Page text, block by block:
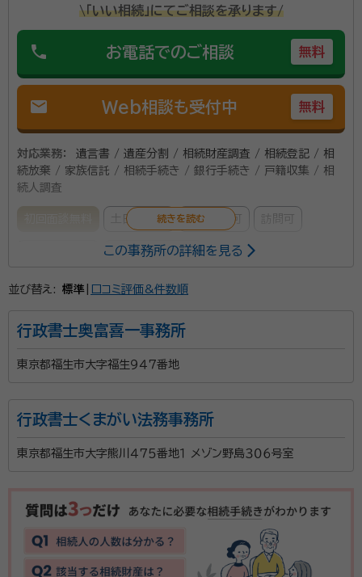
に相談したらいいかわからないこと、まずは無料相談か
らお客様の希望に合うオーダーメイドのプランを作成い
たします。 相続に強い他士業との連携サポートにも力を
入れているため、アベニールがお客様の相続に関するす
べてのサポート窓口となります。 お気楽にお問合せくだ
\「いい相続」にてご相談を承ります/
phone お電話でのご相談 無料
mail Web相談も受付中 無料
対応業務：
遺言書 / 遺産分割 / 相続財産調査 / 相続登記 / 相
続放棄 / 家族信託 / 相続手続き / 銀行手続き / 戸籍収集 / 相
続人調査
土日相談可 電話相談可 訪問可
オンライン面談可
事務所口コミ（抜粋）：
account_circle 満足度 5.0
ご利用時期：2026/3
内容、費用など丁寧に説明してくださいました。費用も納得いくものでし
電話とLINEのやりとりで、非常に早いレスポンスで対応していただきま
した。
さず、他の事務所で採算が合わない複雑・特殊な事例も
取り扱っております。
この事務所の詳細を見る
並び替え: 標準 口コミ評価&件数順
行政書士奥富喜一事務所
東京都福生市大字福生９４７番地
行政書士くまがい法務事務所
東京都福生市大字熊川４７５番地１ メゾン野島３０６号室